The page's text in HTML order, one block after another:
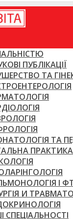
ПУБЛІКАЦІЇ
ТА
ТА
І
И
СПЕЦІАЛЬНОСТІ